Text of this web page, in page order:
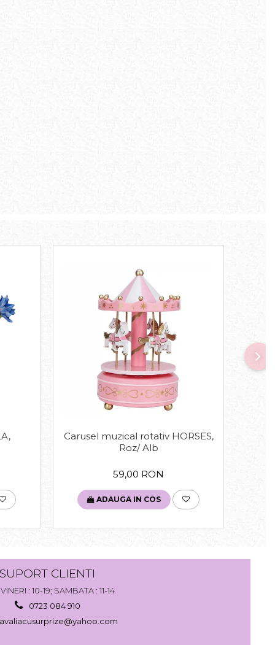
Carusel muzical rotativ HORSES,
Roz/ Alb
59,00 RON
ADAUGA IN COS
CLIENTI
: 10-19; SAMBATA : 11-14
0723 084 910